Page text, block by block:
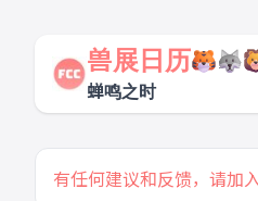
兽展日历
蝉鸣之时
有任何建议和反馈，请加